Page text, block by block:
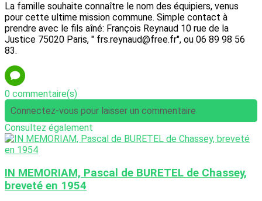
La famille souhaite connaître le nom des équipiers, venus
pour cette ultime mission commune. Simple contact à
prendre avec le fils aîné: François Reynaud 10 rue de la
Justice 75020 Paris, " frs.reynaud@free.fr", ou 06 89 98 56
83.
0 commentaire(s)
Connectez-vous pour laisser un commentaire
Consultez également
IN MEMORIAM, Pascal de BURETEL de Chassey,
breveté en 1954